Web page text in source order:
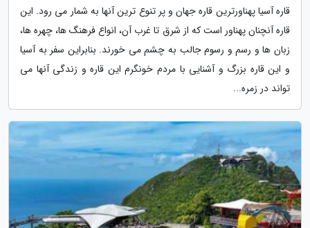
قاره آسیا پهناورترین قاره جهان و پر تنوع ترین آنها به شمار می رود. این
قاره آنچنان پهناور است که از شرق تا غرب آن، انواع فرهنگ ها، چهره ها،
زبان ها و رسم و رسوم جالب به چشم می خورند. بنابراین سفر به آسیا
و این قاره بزرگ و آشنایی با مردم خونگرم این قاره و زندگی آنها می
تواند در زمره...